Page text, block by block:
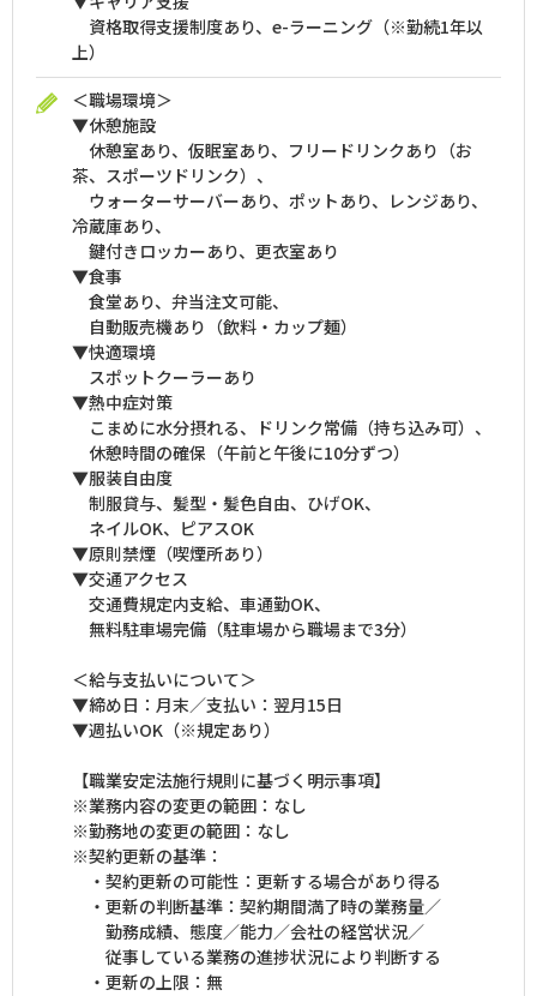
資格取得支援制度あり、e-ラーニング（※勤続1年以
上）
＜職場環境＞
▼休憩施設
休憩室あり、仮眠室あり、フリードリンクあり（お
茶、スポーツドリンク）、
ウォーターサーバーあり、ポットあり、レンジあり、
冷蔵庫あり、
鍵付きロッカーあり、更衣室あり
▼食事
食堂あり、弁当注文可能、
自動販売機あり（飲料・カップ麺）
▼快適環境
スポットクーラーあり
▼熱中症対策
こまめに水分摂れる、ドリンク常備（持ち込み可）、
休憩時間の確保（午前と午後に10分ずつ）
▼服装自由度
制服貸与、髪型・髪色自由、ひげOK、
ネイルOK、ピアスOK
▼原則禁煙（喫煙所あり）
▼交通アクセス
交通費規定内支給、車通勤OK、
無料駐車場完備（駐車場から職場まで3分）
＜給与支払いについて＞
▼締め日：月末／支払い：翌月15日
▼週払いOK（※規定あり）
【職業安定法施行規則に基づく明示事項】
※業務内容の変更の範囲：なし
※勤務地の変更の範囲：なし
※契約更新の基準：
・契約更新の可能性：更新する場合があり得る
・更新の判断基準：契約期間満了時の業務量／
勤務成績、態度／能力／会社の経営状況／
従事している業務の進捗状況により判断する
・更新の上限：無